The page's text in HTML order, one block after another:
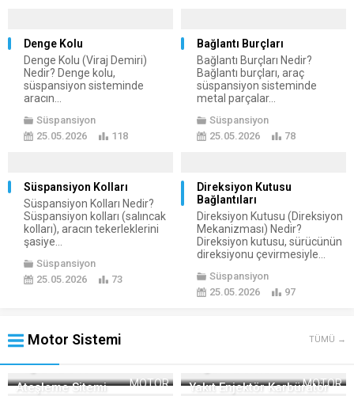
Denge Kolu
Denge Kolu (Viraj Demiri)
Nedir? Denge kolu,
süspansiyon sisteminde
aracın...
Süspansiyon
25.05.2026
118
Bağlantı Burçları
Bağlantı Burçları Nedir?
Bağlantı burçları, araç
süspansiyon sisteminde
metal parçalar...
Süspansiyon
25.05.2026
78
Süspansiyon Kolları
Süspansiyon Kolları Nedir?
Süspansiyon kolları (salıncak
kolları), aracın tekerleklerini
şasiye...
Süspansiyon
25.05.2026
73
Direksiyon Kutusu
Bağlantıları
Direksiyon Kutusu (Direksiyon
Mekanizması) Nedir?
Direksiyon kutusu, sürücünün
direksiyonu çevirmesiyle...
Süspansiyon
25.05.2026
97
Motor Sistemi TÜMÜ →
MOTOR
Yağlama Sitemi
MOTOR
Ateşleme Sitemi
Yakıt Enjektör Karbüratör